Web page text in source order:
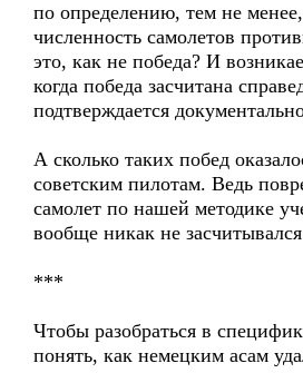
по определению, тем не
численность самолетов
это, как не победа? И
когда победа засчитана
подтверждается
А сколько таких побед
советским пилотам. Ведь
самолет по нашей методике
вообще никак не
***
Чтобы разобраться в
понять, как немецким асам